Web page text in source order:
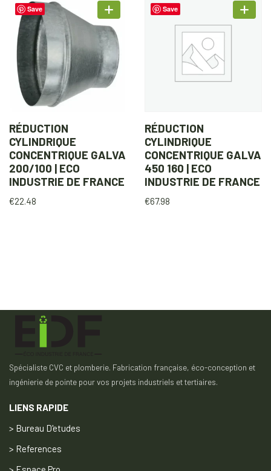
Save
RÉDUCTION
CYLINDRIQUE
CONCENTRIQUE GALVA
200/100 | ECO
INDUSTRIE DE FRANCE
€22.48
Save
RÉDUCTION
CYLINDRIQUE
CONCENTRIQUE GALVA
450 160 | ECO
INDUSTRIE DE FRANCE
€67.98
Spécialiste CVC et plomberie. Fabrication française, éco-conception et
ingénierie de pointe pour vos projets industriels et tertiaires.
LIENS RAPIDE
> Bureau D'etudes
> References